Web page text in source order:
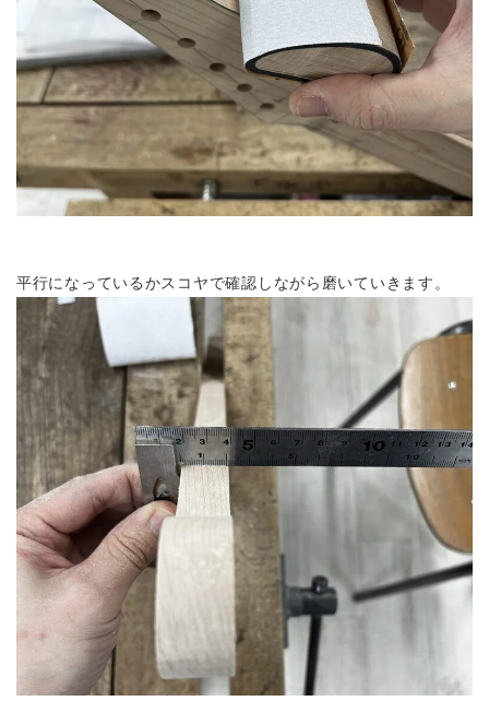
平行になっているかスコヤで確認しながら磨いていきます。